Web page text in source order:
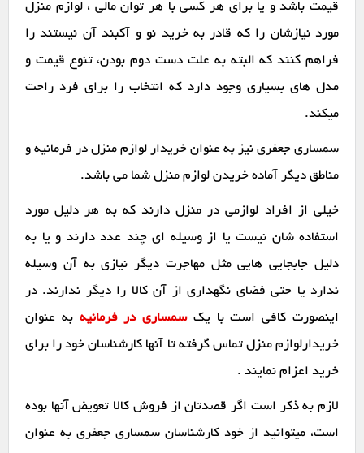
قیمت باشد و یا برای هر کسی با هر توان مالی ، لوازم منزل
مورد نیازشان را که قادر به خرید نو و آکبند آن نیستند را
فراهم کنند که البته به علت دست دوم بودن، تنوع قیمت و
مدل های بسیاری وجود دارد که انتخاب را برای فرد راحت
میکند.
سمساری جعفری نیز به عنوان خریدار لوازم منزل در فرمانیه و
مناطق دیگر آماده خریدن لوازم منزل شما می باشد.
خیلی از افراد لوازمی در منزل دارند که به هر دلیل مورد
استفاده شان نیست یا از وسیله ای چند عدد دارند و یا به
دلیل جابجایی هایی مثل مهاجرت دیگر نیازی به آن وسیله
ندارد یا حتی فضای نگهداری از آن کالا را دیگر ندارند. در
اینصورت کافی است با یکسمساری در فرمانیه به عنوان
خریدارلوازم منزل تماس گرفته تا آنها کارشناسان خود را برای
خرید اعزام نمایند .
لازم به ذکر است اگر قصدتان از فروش کالا تعویض آنها بوده
است، میتوانید از خود کارشناسان سمساری جعفری به عنوان